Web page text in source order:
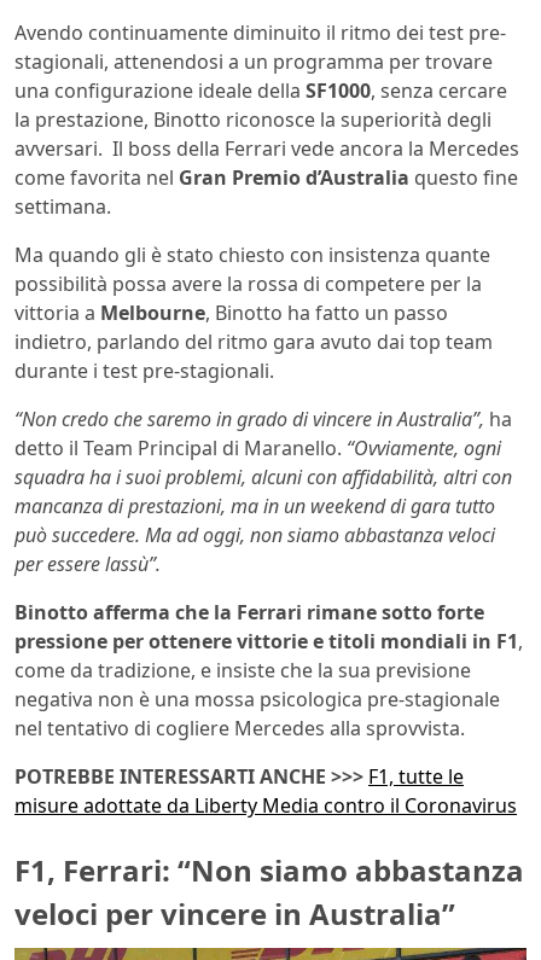
Avendo continuamente diminuito il ritmo dei test pre-
stagionali, attenendosi a un programma per trovare
una configurazione ideale della SF1000, senza cercare
la prestazione, Binotto riconosce la superiorità degli
avversari. Il boss della Ferrari vede ancora la Mercedes
come favorita nel Gran Premio d’Australia questo fine
settimana.
Ma quando gli è stato chiesto con insistenza quante
possibilità possa avere la rossa di competere per la
vittoria a Melbourne, Binotto ha fatto un passo
indietro, parlando del ritmo gara avuto dai top team
durante i test pre-stagionali.
“Non credo che saremo in grado di vincere in Australia”, ha
detto il Team Principal di Maranello. “Ovviamente, ogni
squadra ha i suoi problemi, alcuni con affidabilità, altri con
mancanza di prestazioni, ma in un weekend di gara tutto
può succedere. Ma ad oggi, non siamo abbastanza veloci
per essere lassù”.
Binotto afferma che la Ferrari rimane sotto forte
pressione per ottenere vittorie e titoli mondiali in F1,
come da tradizione, e insiste che la sua previsione
negativa non è una mossa psicologica pre-stagionale
nel tentativo di cogliere Mercedes alla sprovvista.
POTREBBE INTERESSARTI ANCHE >>> F1, tutte le
misure adottate da Liberty Media contro il Coronavirus
F1, Ferrari: “Non siamo abbastanza
veloci per vincere in Australia”